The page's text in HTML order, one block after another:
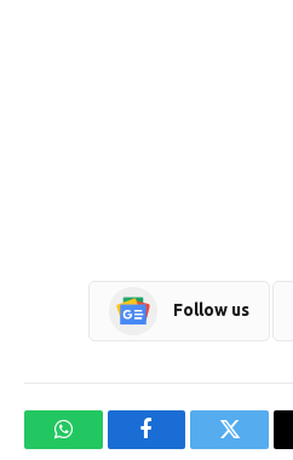
Follow us
WhatsAppFacebookTwitter